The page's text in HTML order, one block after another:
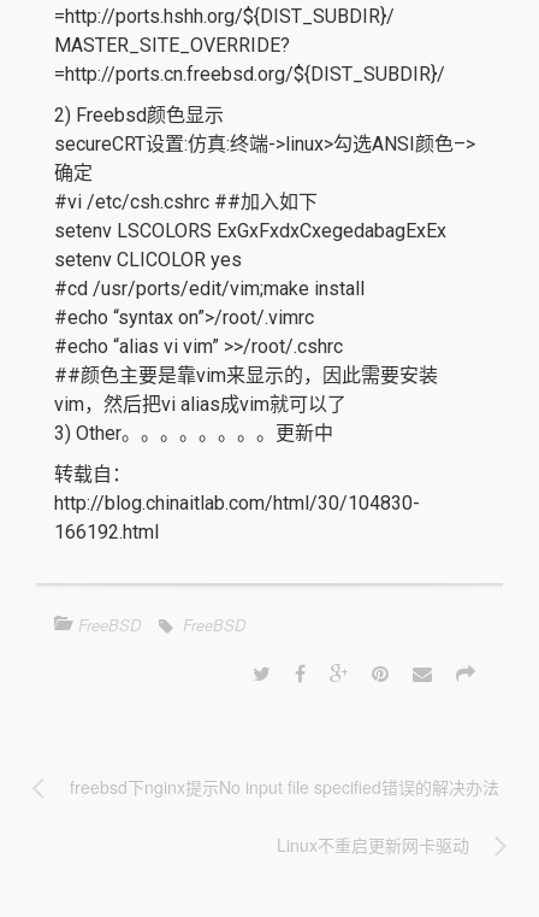
=http://ports.hshh.org/${DIST_SUBDIR}/
MASTER_SITE_OVERRIDE?
=http://ports.cn.freebsd.org/${DIST_SUBDIR}/
2) Freebsd颜色显示
secureCRT设置:仿真:终端->linux>勾选ANSI颜色–>
确定
#vi /etc/csh.cshrc ##加入如下
setenv LSCOLORS ExGxFxdxCxegedabagExEx
setenv CLICOLOR yes
#cd /usr/ports/edit/vim;make install
#echo “syntax on”>/root/.vimrc
#echo “alias vi vim” >>/root/.cshrc
##颜色主要是靠vim来显示的，因此需要安装
vim，然后把vi alias成vim就可以了
3) Other。。。。。。。。更新中
转载自：
http://blog.chinaitlab.com/html/30/104830-
166192.html
FreeBSD FreeBSD
freebsd下nginx提示No input file specified错误的解决办法
Linux不重启更新网卡驱动